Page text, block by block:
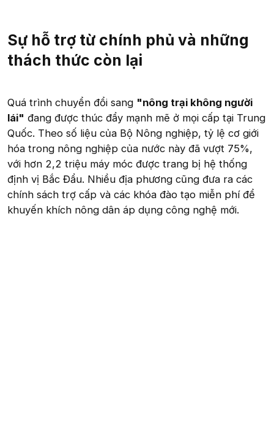
Sự hỗ trợ từ chính phủ và những
thách thức còn lại
Quá trình chuyển đổi sang "nông trại không người
lái" đang được thúc đẩy mạnh mẽ ở mọi cấp tại Trung
Quốc. Theo số liệu của Bộ Nông nghiệp, tỷ lệ cơ giới
hóa trong nông nghiệp của nước này đã vượt 75%,
với hơn 2,2 triệu máy móc được trang bị hệ thống
định vị Bắc Đẩu. Nhiều địa phương cũng đưa ra các
chính sách trợ cấp và các khóa đào tạo miễn phí để
khuyến khích nông dân áp dụng công nghệ mới.